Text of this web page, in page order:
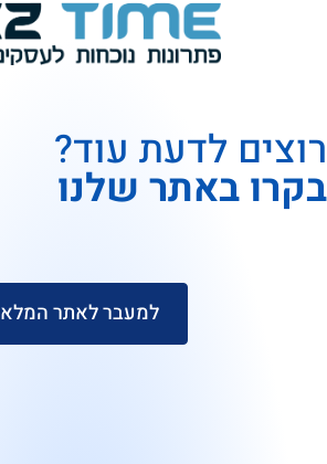
רוצים לדעת עוד?
בקרו באתר שלנו
למעבר לאתר המלא